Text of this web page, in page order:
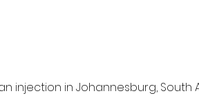
injection in Johannesburg, South